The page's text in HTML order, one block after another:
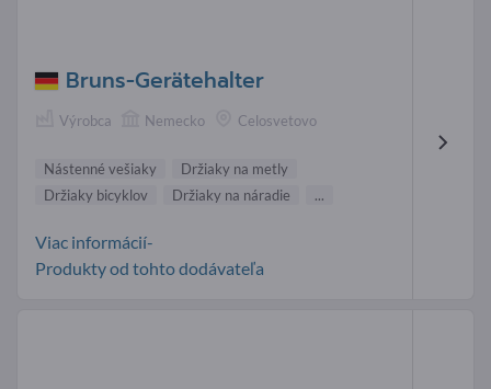
Bruns-Gerätehalter
Výrobca Nemecko Celosvetovo
Nástenné vešiaky
Držiaky na metly
Držiaky bicyklov
Držiaky na náradie ...
Viac informácií-
Produkty od tohto dodávateľa